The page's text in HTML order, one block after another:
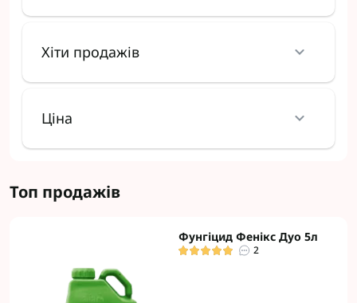
Хіти продажів
Ціна
Топ продажів
Фунгіцид Фенікс Дуо 5л
2